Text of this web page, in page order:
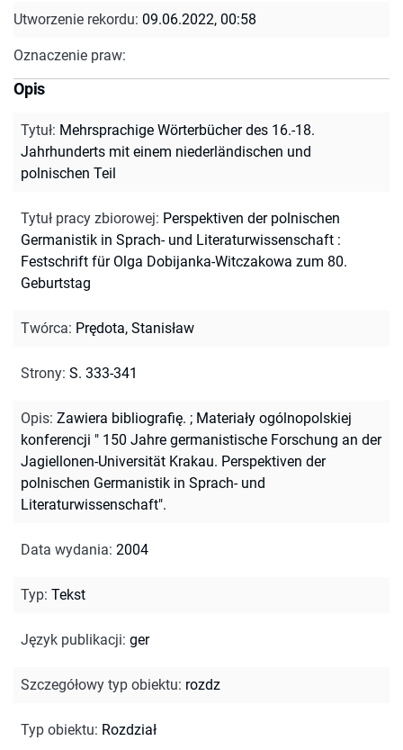
Utworzenie rekordu: 09.06.2022, 00:58
Oznaczenie praw:
Opis
Tytuł: Mehrsprachige Wörterbücher des 16.-18.
Jahrhunderts mit einem niederländischen und
polnischen Teil
Tytuł pracy zbiorowej: Perspektiven der polnischen
Germanistik in Sprach- und Literaturwissenschaft :
Festschrift für Olga Dobijanka-Witczakowa zum 80.
Geburtstag
Twórca: Prędota, Stanisław
Strony: S. 333-341
Opis: Zawiera bibliografię. ; Materiały ogólnopolskiej
konferencji " 150 Jahre germanistische Forschung an der
Jagiellonen-Universität Krakau. Perspektiven der
polnischen Germanistik in Sprach- und
Literaturwissenschaft".
Data wydania: 2004
Typ: Tekst
Język publikacji: ger
Szczegółowy typ obiektu: rozdz
Typ obiektu: Rozdział